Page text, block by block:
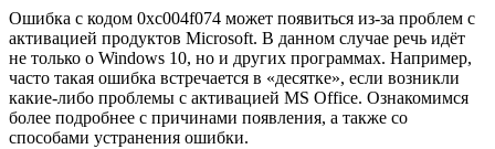
Ошибка с кодом 0xc004f074 может появиться из-за проблем с
активацией продуктов Microsoft. В данном случае речь идёт
не только о Windows 10, но и других программах. Например,
часто такая ошибка встречается в «десятке», если возникли
какие-либо проблемы с активацией MS Office. Ознакомимся
более подробнее с причинами появления, а также со
способами устранения ошибки.